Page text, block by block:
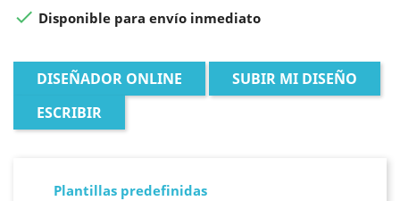
 Disponible para envío inmediato
DISEÑADOR ONLINE
SUBIR MI DISEÑO
ESCRIBIR
Plantillas predefinidas